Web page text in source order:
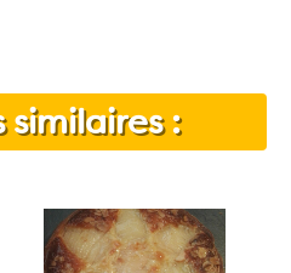
similaires :